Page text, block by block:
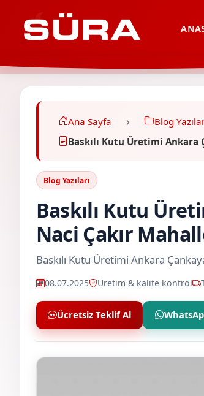
Ana Sayfa
Blog
Baskılı Kutu Üretimi Ankara
Blog Yazıları
Baskılı Kutu
Naci Çakır
Baskılı Kutu Üretimi Ankara
08.07.2025 Üretim & kalite kontrol
Ücretsiz Teklif Al